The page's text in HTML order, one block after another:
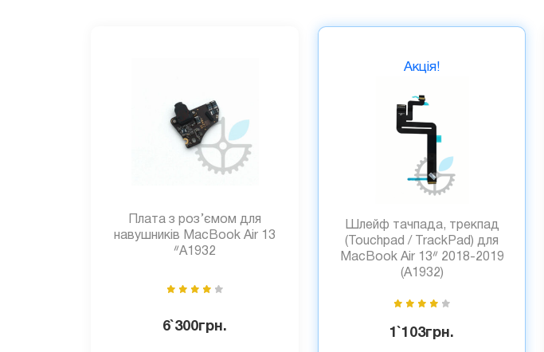
Плата з роз’ємом для
навушників MacBook Air 13
ᐥA1932
6`300грн.
Акція!
Шлейф тачпада, трекпад
(Touchpad / TrackPad) для
MacBook Air 13ᐥ 2018-2019
(A1932)
1`103грн.